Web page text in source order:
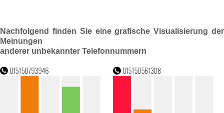
Nachfolgend finden Sie eine grafische Visualisierung der
Meinungen
anderer unbekannter Telefonnummern